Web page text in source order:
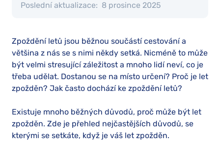
Poslední aktualizace: 8 prosince 2025
Zpoždění letů jsou běžnou součástí cestování a
většina z nás se s nimi někdy setká. Nicméně to může
být velmi stresující záležitost a mnoho lidí neví, co je
třeba udělat. Dostanou se na místo určení? Proč je let
zpožděn? Jak často dochází ke zpoždění letů?
Existuje mnoho běžných důvodů, proč může být let
zpožděn. Zde je přehled nejčastějších důvodů, se
kterými se setkáte, když je váš let zpožděn.